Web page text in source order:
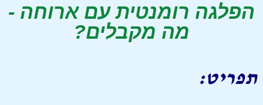
הפלגה רומנטית עם ארוחה -
מה מקבלים?
תפריט: